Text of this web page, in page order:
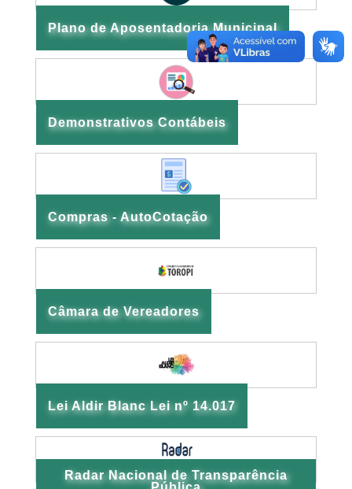
Plano de Aposentadoria Municipal
Demonstrativos Contábeis
Compras - AutoCotação
Câmara de Vereadores
Lei Aldir Blanc Lei nº 14.017
Radar Nacional de Transparência